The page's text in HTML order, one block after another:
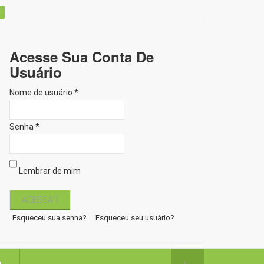
Acesse Sua Conta De
Usuário
Nome de usuário *
Senha *
Lembrar de mim
Esqueceu sua senha? Esqueceu seu usuário?